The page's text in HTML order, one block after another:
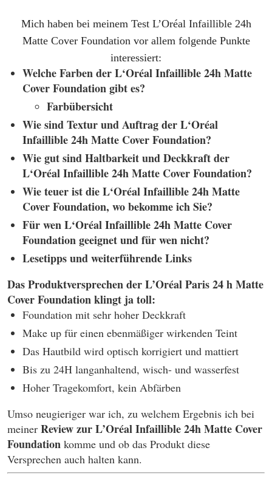
Mich haben bei meinem Test L’Oréal Infaillible 24h
Matte Cover Foundation vor allem folgende Punkte
interessiert:
Welche Farben der L‘Oréal Infaillible 24h Matte
Cover Foundation gibt es?
Farbübersicht
Wie sind Textur und Auftrag der L‘Oréal
Infaillible 24h Matte Cover Foundation?
Wie gut sind Haltbarkeit und Deckkraft der
L‘Oréal Infaillible 24h Matte Cover Foundation?
Wie teuer ist die L‘Oréal Infaillible 24h Matte
Cover Foundation, wo bekomme ich Sie?
Für wen L‘Oréal Infaillible 24h Matte Cover
Foundation geeignet und für wen nicht?
Lesetipps und weiterführende Links
Das Produktversprechen der L’Oréal Paris 24 h Matte
Cover Foundation klingt ja toll:
Foundation mit sehr hoher Deckkraft
Make up für einen ebenmäßiger wirkenden Teint
Das Hautbild wird optisch korrigiert und mattiert
Bis zu 24H langanhaltend, wisch- und wasserfest
Hoher Tragekomfort, kein Abfärben
Umso neugieriger war ich, zu welchem Ergebnis ich bei
meiner Review zur L’Oréal Infaillible 24h Matte Cover
Foundation komme und ob das Produkt diese
Versprechen auch halten kann.